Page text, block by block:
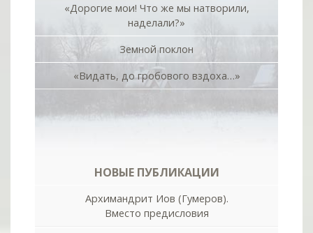
«Дорогие мои! Что же мы натворили,
наделали?»
Земной поклон
«Видать, до гробового вздоха…»
НОВЫЕ ПУБЛИКАЦИИ
Архимандрит Иов (Гумеров).
Вместо предисловия